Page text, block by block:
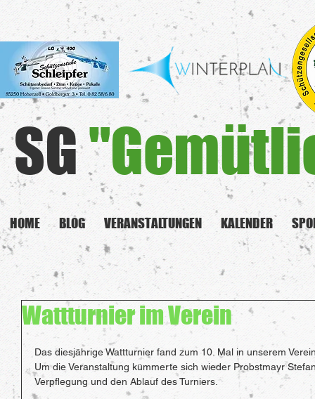
SG
HOME BLOG VERANSTALTUNGEN KALENDER
Wattturnier im Verein
Das diesjährige Wattturnier fand zum 10. Mal in unserem
Um die Veranstaltung kümmerte sich wieder Probstmayr
Verpflegung und den Ablauf des Turniers.